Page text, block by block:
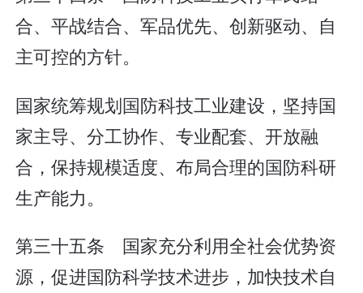
合、平战结合、军品优先、创新驱动、自
主可控的方针。
国家统筹规划国防科技工业建设，坚持国
家主导、分工协作、专业配套、开放融
合，保持规模适度、布局合理的国防科研
生产能力。
第三十五条 国家充分利用全社会优势资
源，促进国防科学技术进步，加快技术自